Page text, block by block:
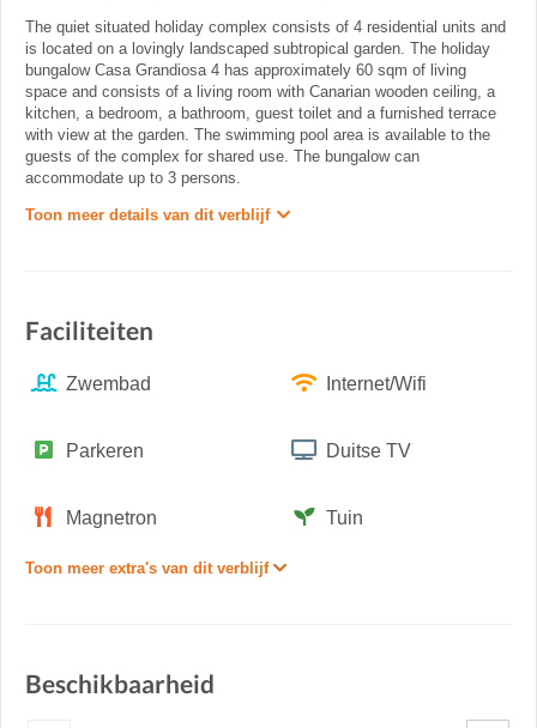
The quiet situated holiday complex consists of 4 residential units and
is located on a lovingly landscaped subtropical garden. The holiday
bungalow Casa Grandiosa 4 has approximately 60 sqm of living
space and consists of a living room with Canarian wooden ceiling, a
kitchen, a bedroom, a bathroom, guest toilet and a furnished terrace
with view at the garden. The swimming pool area is available to the
guests of the complex for shared use. The bungalow can
accommodate up to 3 persons.
Toon meer details van dit verblijf
Faciliteiten
Zwembad Internet/Wifi
Parkeren Duitse TV
Magnetron Tuin
Toon meer extra's van dit verblijf
Beschikbaarheid